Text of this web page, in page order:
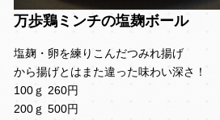
万歩鶏ミンチの塩麹ボール
塩麹・卵を練りこんだつみれ揚げ
から揚げとはまた違った味わい深さ！
100ｇ 260円
200ｇ 500円